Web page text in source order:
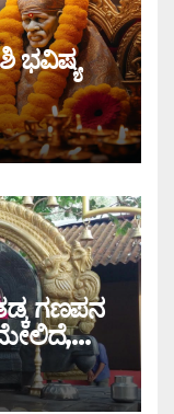
ಭವಿಷ್ಯ
ಗಣಪನ